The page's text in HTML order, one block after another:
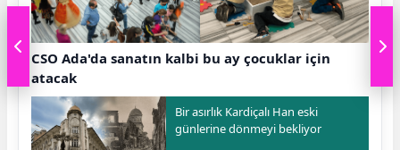
CSO Ada'da sanatın kalbi bu ay çocuklar için
atacak
Bir asırlık Kardiçalı Han eski
günlerine dönmeyi bekliyor